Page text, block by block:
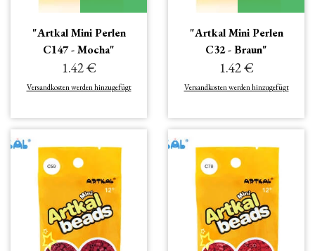
"Artkal Mini Perlen
C147 - Mocha"
1.42 €
Versandkosten werden hinzugefügt
"Artkal Mini Perlen
C32 - Braun"
1.42 €
Versandkosten werden hinzugefügt